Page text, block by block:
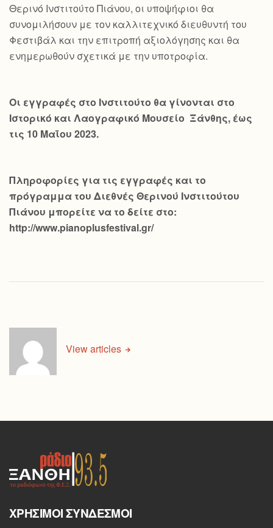
Θερινό Ινστιτούτο Πιάνου, οι υποψήφιοι θα
συνομιλήσουν με τον καλλιτεχνικό διευθυντή του
Φεστιβάλ και την επιτροπή αξιολόγησης και θα
ενημερωθούν σχετικά με την υποτροφία.
Οι εγγραφές στο Ινστιτούτο θα γίνονται στο
Ιστορικό και Λαογραφικό Μουσείο Ξάνθης, έως
τις 10 Μαΐου 2023.
Πληροφορίες για τις εγγραφές και το
πρόγραμμα του Διεθνές Θερινού Ινστιτούτου
Πιάνου μπορείτε να το δείτε στο:
http://www.pianoplusfestival.gr/
View articles
ΧΡΉΣΙΜΟΙ ΣΎΝΔΕΣΜΟΙ